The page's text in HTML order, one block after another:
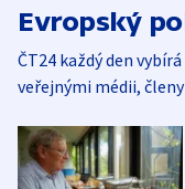
Evropský
ČT24 každý den
veřejnými médii,